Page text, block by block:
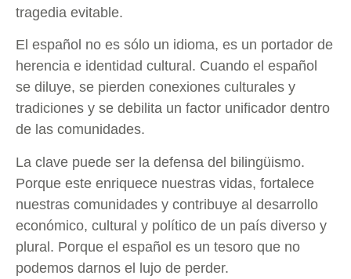
tragedia evitable.
El español no es sólo un idioma, es un portador de
herencia e identidad cultural. Cuando el español
se diluye, se pierden conexiones culturales y
tradiciones y se debilita un factor unificador dentro
de las comunidades.
La clave puede ser la defensa del bilingüismo.
Porque este enriquece nuestras vidas, fortalece
nuestras comunidades y contribuye al desarrollo
económico, cultural y político de un país diverso y
plural. Porque el español es un tesoro que no
podemos darnos el lujo de perder.